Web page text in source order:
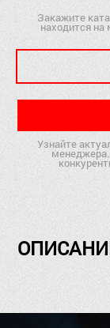
Закажите
находится на
Узнайте